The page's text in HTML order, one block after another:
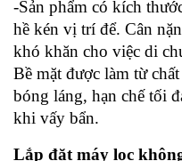
-Sản phẩm có kích
hề kén vị trí để. Cân
khó khăn cho việc di
Bề mặt được làm từ
bóng láng, hạn chế tối
khi vấy bẩn.
Lắp đặt máy lọc